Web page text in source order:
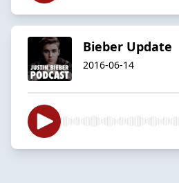
Bieber Update
2016-06-14